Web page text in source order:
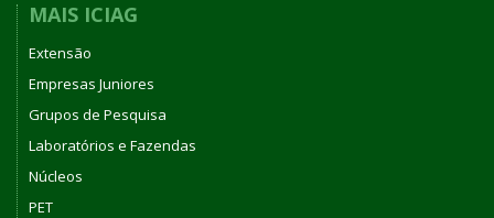
MAIS ICIAG
Extensão
Empresas Juniores
Grupos de Pesquisa
Laboratórios e Fazendas
Núcleos
PET